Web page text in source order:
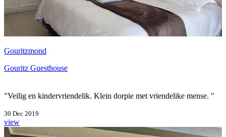
Gouritzmond
Gouritz Guesthouse
"Veilig en kindervriendelik. Klein dorpie met vriendelike mense. "
30 Dec 2019
view